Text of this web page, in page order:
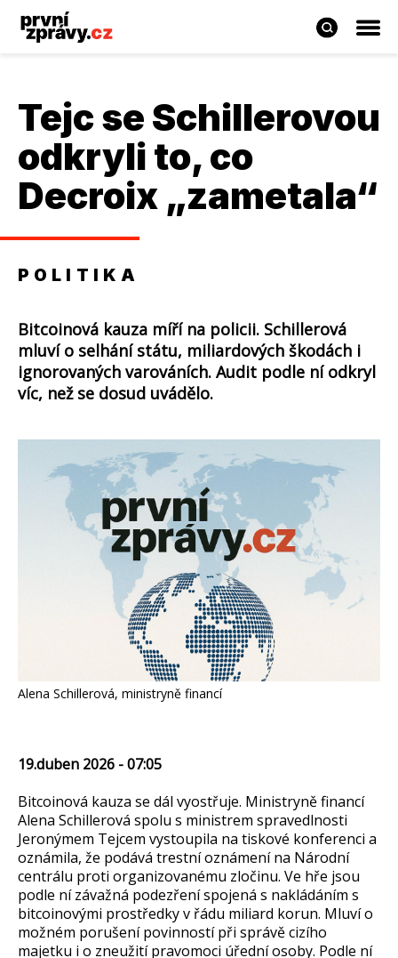
Tejc se Schillerovou
odkryli to, co
Decroix „zametala“
POLITIKA
Bitcoinová kauza míří na policii. Schillerová
mluví o selhání státu, miliardových škodách i
ignorovaných varováních. Audit podle ní odkryl
víc, než se dosud uvádělo.
Alena Schillerová, ministryně financí
19.duben 2026 - 07:05
Bitcoinová kauza se dál vyostřuje. Ministryně financí
Alena Schillerová spolu s ministrem spravedlnosti
Jeronýmem Tejcem vystoupila na tiskové konferenci a
oznámila, že podává trestní oznámení na Národní
centrálu proti organizovanému zločinu. Ve hře jsou
podle ní závažná podezření spojená s nakládáním s
bitcoinovými prostředky v řádu miliard korun. Mluví o
možném porušení povinností při správě cizího
majetku i o zneužití pravomoci úřední osoby. Podle ní